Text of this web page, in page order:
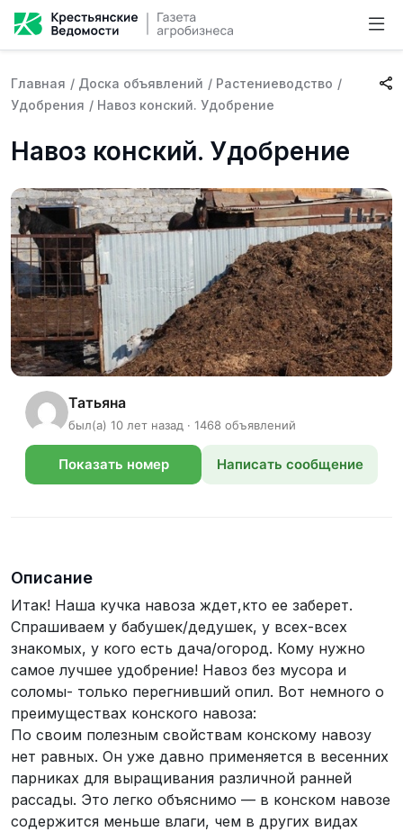
Главная / Доска объявлений / Растениеводство /
Удобрения / Навоз конский. Удобрение
Навоз конский. Удобрение
Татьяна
был(а) 10 лет назад · 1468 объявлений
Показать номер Написать сообщение
Описание
Итак! Наша кучка навоза ждет,кто ее заберет.
Спрашиваем у бабушек/дедушек, у всех-всех
знакомых, у кого есть дача/огород. Кому нужно
самое лучшее удобрение! Навоз без мусора и
соломы- только перегнивший опил. Вот немного о
преимуществах конского навоза:
По своим полезным свойствам конскому навозу
нет равных. Он уже давно применяется в весенних
парниках для выращивания различной ранней
рассады. Это легко объяснимо — в конском навозе
содержится меньше влаги, чем в других видах